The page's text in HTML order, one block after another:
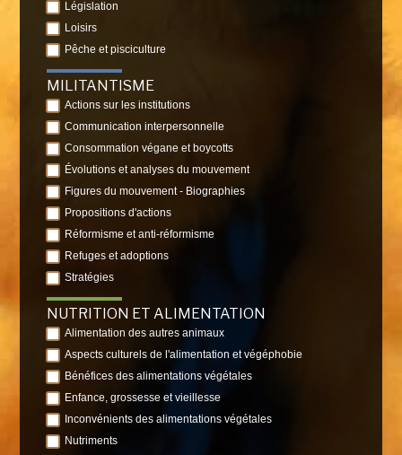
Législation
Loisirs
Pêche et pisciculture
MILITANTISME
Actions sur les institutions
Communication interpersonnelle
Consommation végane et boycotts
Évolutions et analyses du mouvement
Figures du mouvement - Biographies
Propositions d'actions
Réformisme et anti-réformisme
Refuges et adoptions
Stratégies
NUTRITION ET ALIMENTATION
Alimentation des autres animaux
Aspects culturels de l'alimentation et végéphobie
Bénéfices des alimentations végétales
Enfance, grossesse et vieillesse
Inconvénients des alimentations végétales
Nutriments